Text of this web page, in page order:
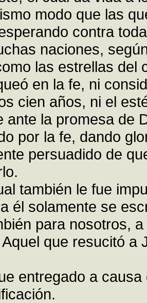
modo que las
contra
naciones,
las estrellas del
en la fe, ni
cien años, ni el
ante la promesa de
por la fe, dando
persuadido de
también le fue
él solamente se
para nosotros,
que resucitó a
entregado a